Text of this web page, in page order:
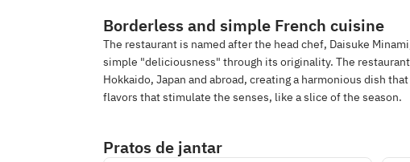
Borderless and simple French cuisine
The restaurant is named after the head chef, Daisuke
simple "deliciousness" through its originality. The
Hokkaido, Japan and abroad, creating a harmonious dish
flavors that stimulate the senses, like a slice of the season.
Pratos de jantar